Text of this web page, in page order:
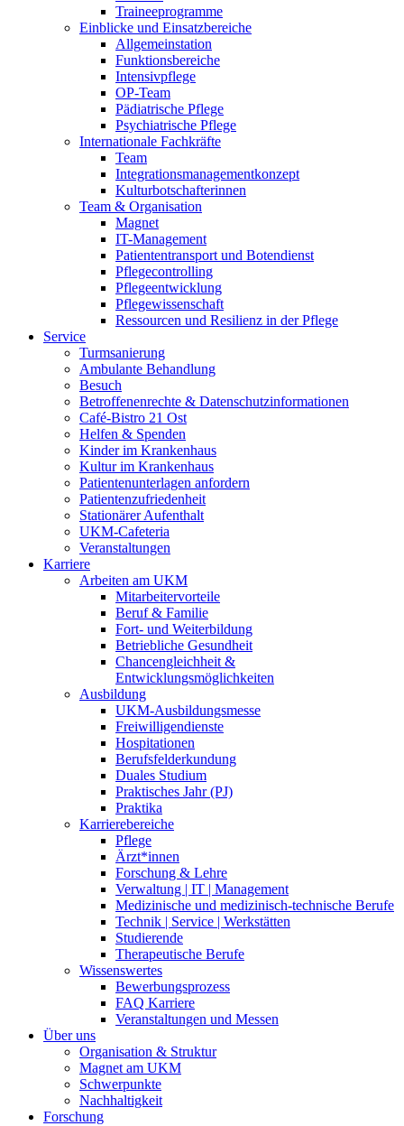
Traineeprogramme
Einblicke und Einsatzbereiche
Allgemeinstation
Funktionsbereiche
Intensivpflege
OP-Team
Pädiatrische Pflege
Psychiatrische Pflege
Internationale Fachkräfte
Team
Integrationsmanagementkonzept
Kulturbotschafterinnen
Team & Organisation
Magnet
IT-Management
Patiententransport und Botendienst
Pflegecontrolling
Pflegeentwicklung
Pflegewissenschaft
Ressourcen und Resilienz in der Pflege
Service
Turmsanierung
Ambulante Behandlung
Besuch
Betroffenenrechte & Datenschutzinformationen
Café-Bistro 21 Ost
Helfen & Spenden
Kinder im Krankenhaus
Kultur im Krankenhaus
Patientenunterlagen anfordern
Patientenzufriedenheit
Stationärer Aufenthalt
UKM-Cafeteria
Veranstaltungen
Karriere
Arbeiten am UKM
Mitarbeitervorteile
Beruf & Familie
Fort- und Weiterbildung
Betriebliche Gesundheit
Chancengleichheit &
Entwicklungsmöglichkeiten
Ausbildung
UKM-Ausbildungsmesse
Freiwilligendienste
Hospitationen
Berufsfelderkundung
Duales Studium
Praktisches Jahr (PJ)
Praktika
Karrierebereiche
Pflege
Ärzt*innen
Forschung & Lehre
Verwaltung | IT | Management
Medizinische und medizinisch-technische Berufe
Technik | Service | Werkstätten
Studierende
Therapeutische Berufe
Wissenswertes
Bewerbungsprozess
FAQ Karriere
Veranstaltungen und Messen
Über uns
Organisation & Struktur
Magnet am UKM
Schwerpunkte
Nachhaltigkeit
Forschung